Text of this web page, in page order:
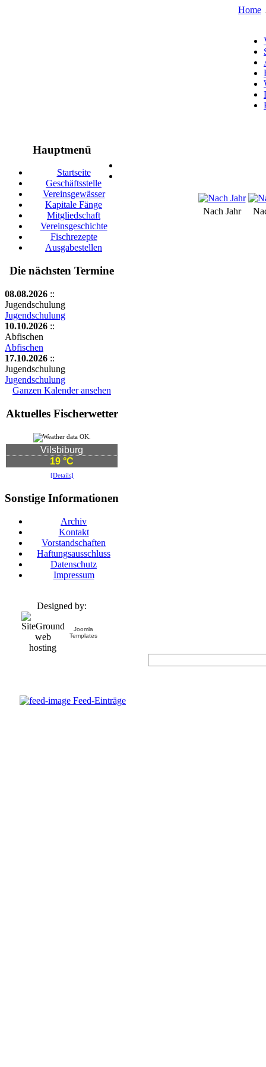
Home
Hauptmenü
Startseite
Geschäftsstelle
Vereinsgewässer
Kapitale Fänge
Mitgliedschaft
Vereinsgeschichte
Fischrezepte
Ausgabestellen
Die nächsten Termine
08.08.2026 ::
Jugendschulung
Jugendschulung
10.10.2026 ::
Abfischen
Abfischen
17.10.2026 ::
Jugendschulung
Jugendschulung
Ganzen Kalender ansehen
Aktuelles Fischerwetter
Vilsbiburg
19 °C
[Details]
Sonstige Informationen
Archiv
Kontakt
Vorstandschaften
Haftungsausschluss
Datenschutz
Impressum
Designed by:
Joomla
Templates
Nach Jahr
Feed-Einträge